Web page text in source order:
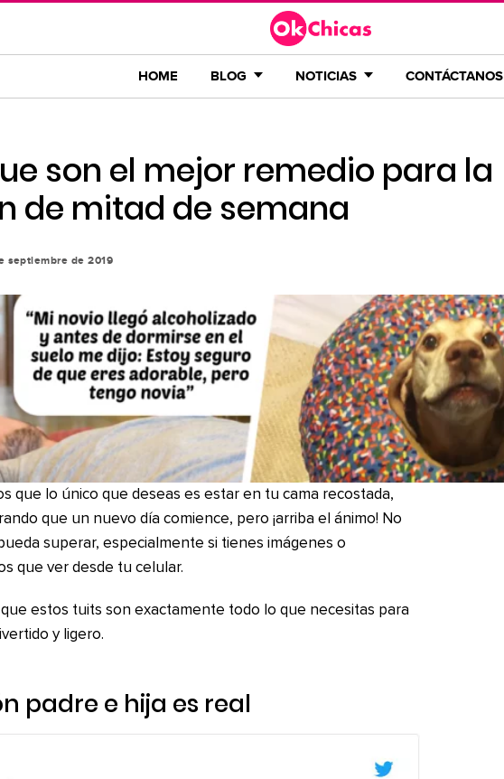
HOME BLOG NOTICIAS CONTÁCTANOS
son el mejor remedio para la
de mitad de semana
septiembre de 2019
que lo único que deseas es estar en tu cama recostada,
que un nuevo día comience, pero ¡arriba el ánimo! No
superar, especialmente si tienes imágenes o
que ver desde tu celular.
que estos tuits son exactamente todo lo que necesitas para
y ligero.
padre e hija es real